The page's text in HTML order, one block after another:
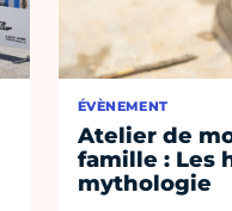
ÉVÈNEMENT
Atelier de
famille : Les
mythologie